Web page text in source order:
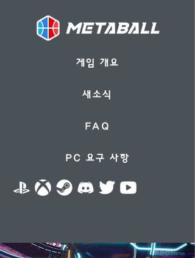
게임 개요
새소식
FAQ
PC 요구 사항